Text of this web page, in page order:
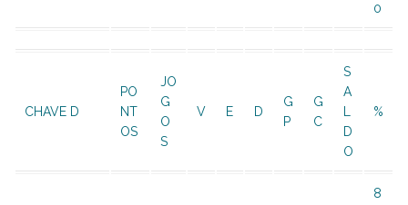
0
CHAVE D
PO
NT
OS
JO
G
O
S
V E D
G
P
G
C
S
A
L
D
O
%
8